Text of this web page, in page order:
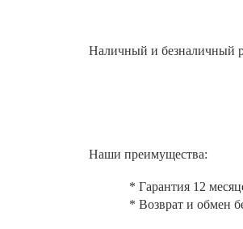
Наличный и безналичный
Наши преимущества:
* Гарантия 12
* Возврат и обмен